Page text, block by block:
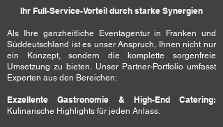
Ihr Full-Service-Vorteil durch starke Synergien
Als Ihre ganzheitliche Eventagentur in Franken und
Süddeutschland ist es unser Anspruch, Ihnen nicht nur
ein Konzept, sondern die komplette sorgenfreie
Umsetzung zu bieten. Unser Partner-Portfolio umfasst
Experten aus den Bereichen:
Exzellente Gastronomie & High-End Catering:
Kulinarische Highlights für jeden Anlass.